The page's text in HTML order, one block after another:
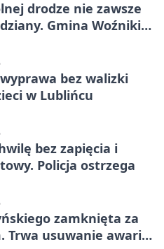
drodze nie zawsze
Gmina Woźniki
bez walizki
w Lublińcu
bez zapięcia i
Policja ostrzega
zamknięta za
Trwa usuwanie awarii